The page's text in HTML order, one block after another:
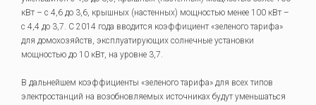
кВт – с 4,6 до 3,6, крышных (настенных) мощностью менее 100 кВт –
с 4,4 до 3,7. С 2014 года вводится коэффициент «зеленого тарифа»
для домохозяйств, эксплуатирующих солнечные установки
мощностью до 10 кВт, на уровне 3,7.
В дальнейшем коэффициенты «зеленого тарифа» для всех типов
электростанций на возобновляемых источниках будут уменьшаться